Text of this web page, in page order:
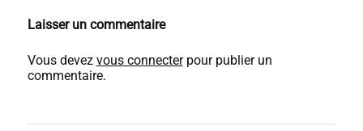
Laisser un commentaire
Vous devez vous connecterpour publier un
commentaire.